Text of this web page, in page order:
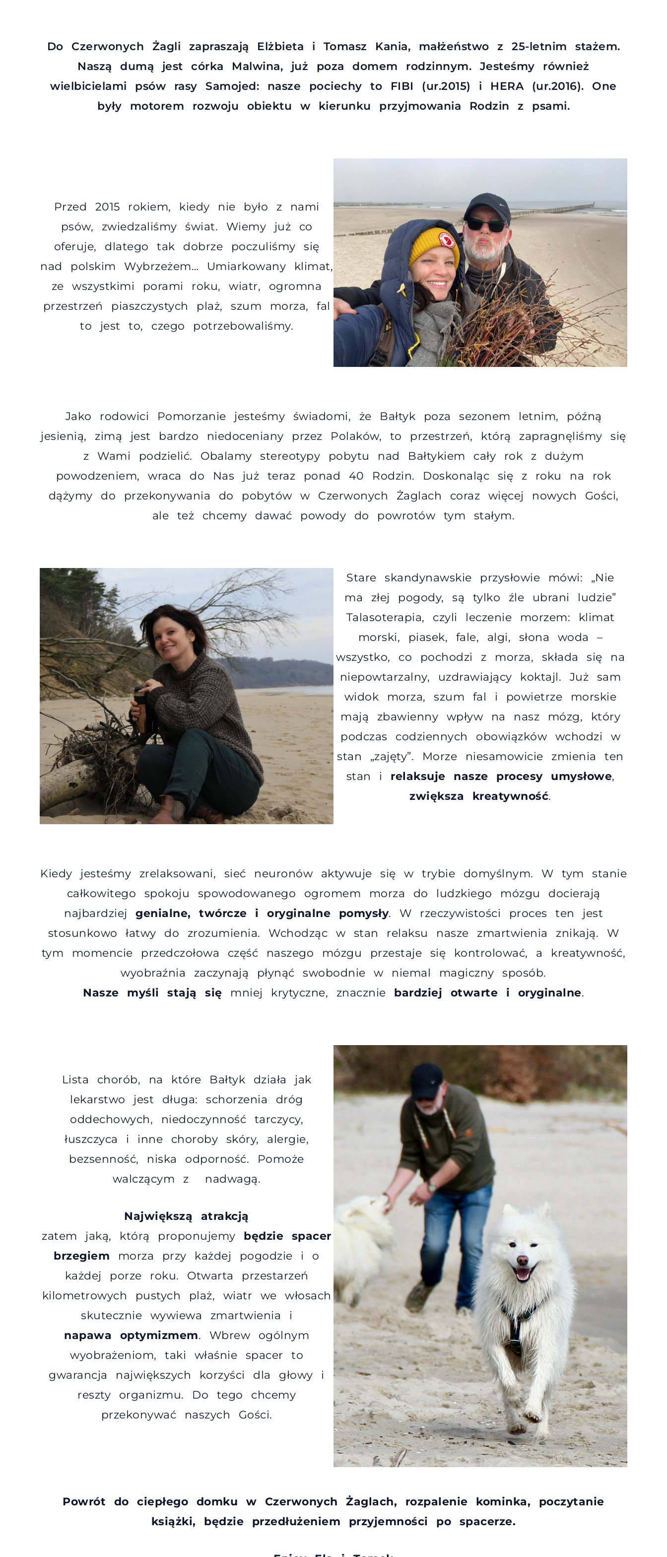
Do Czerwonych Żagli zapraszają Elżbieta i Tomasz Kania, małżeństwo z 25-letnim stażem.
Naszą dumą jest córka Malwina, już poza domem rodzinnym. Jesteśmy również
wielbicielami psów rasy Samojed: nasze pociechy to FIBI (ur.2015) i HERA (ur.2016). One
były motorem rozwoju obiektu w kierunku przyjmowania Rodzin z psami.
Przed 2015 rokiem, kiedy nie było z nami
psów, zwiedzaliśmy świat. Wiemy już co
oferuje, dlatego tak dobrze poczuliśmy się
nad polskim Wybrzeżem… Umiarkowany klimat,
ze wszystkimi porami roku, wiatr, ogromna
przestrzeń piaszczystych plaż, szum morza, fal
to jest to, czego potrzebowaliśmy.
Jako rodowici Pomorzanie jesteśmy świadomi, że Bałtyk poza sezonem letnim, późną
jesienią, zimą jest bardzo niedoceniany przez Polaków, to przestrzeń, którą zapragnęliśmy się
z Wami podzielić. Obalamy stereotypy pobytu nad Bałtykiem cały rok z dużym
powodzeniem, wraca do Nas już teraz ponad 40 Rodzin. Doskonaląc się z roku na rok
dążymy do przekonywania do pobytów w Czerwonych Żaglach coraz więcej nowych Gości,
ale też chcemy dawać powody do powrotów tym stałym.
Stare skandynawskie przysłowie mówi: „Nie
ma złej pogody, są tylko źle ubrani ludzie”
Talasoterapia, czyli leczenie morzem: klimat
morski, piasek, fale, algi, słona woda –
wszystko, co pochodzi z morza, składa się na
niepowtarzalny, uzdrawiający koktajl. Już sam
widok morza, szum fal i powietrze morskie
mają zbawienny wpływ na nasz mózg, który
podczas codziennych obowiązków wchodzi w
stan „zajęty”. Morze niesamowicie zmienia ten
stan i relaksuje nasze procesy umysłowe,
zwiększa kreatywność.
Kiedy jesteśmy zrelaksowani, sieć neuronów aktywuje się w trybie domyślnym. W tym stanie
całkowitego spokoju spowodowanego ogromem morza do ludzkiego mózgu docierają
najbardziej genialne, twórcze i oryginalne pomysły. W rzeczywistości proces ten jest
stosunkowo łatwy do zrozumienia. Wchodząc w stan relaksu nasze zmartwienia znikają. W
tym momencie przedczołowa część naszego mózgu przestaje się kontrolować, a kreatywność,
wyobraźnia zaczynają płynąć swobodnie w niemal magiczny sposób.
Nasze myśli stają się mniej krytyczne, znacznie bardziej otwarte i oryginalne.
Lista chorób, na które Bałtyk działa jak
lekarstwo jest długa: schorzenia dróg
oddechowych, niedoczynność tarczycy,
łuszczyca i inne choroby skóry, alergie,
bezsenność, niska odporność. Pomoże
walczącym z nadwagą.
Największą atrakcją
zatem jaką, którą proponujemy będzie spacer
brzegiem morza przy każdej pogodzie i o
każdej porze roku. Otwarta przestarzeń
kilometrowych pustych plaż, wiatr we włosach
skutecznie wywiewa zmartwienia i
napawa optymizmem. Wbrew ogólnym
wyobrażeniom, taki właśnie spacer to
gwarancja największych korzyści dla głowy i
reszty organizmu. Do tego chcemy
przekonywać naszych Gości.
Powrót do ciepłego domku w Czerwonych Żaglach, rozpalenie kominka, poczytanie
książki, będzie przedłużeniem przyjemności po spacerze.